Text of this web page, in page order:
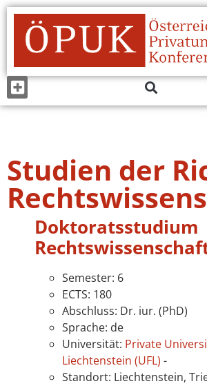
Studien der
Doktoratsstudium
Semester: 6
ECTS: 180
Abschluss: Dr. iur. (PhD)
Sprache: de
Universität: Private
Liechtenstein (UFL) -
Standort: Liechtenstein,